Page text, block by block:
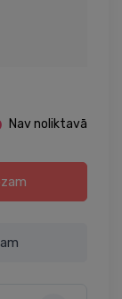
Nav noliktavā